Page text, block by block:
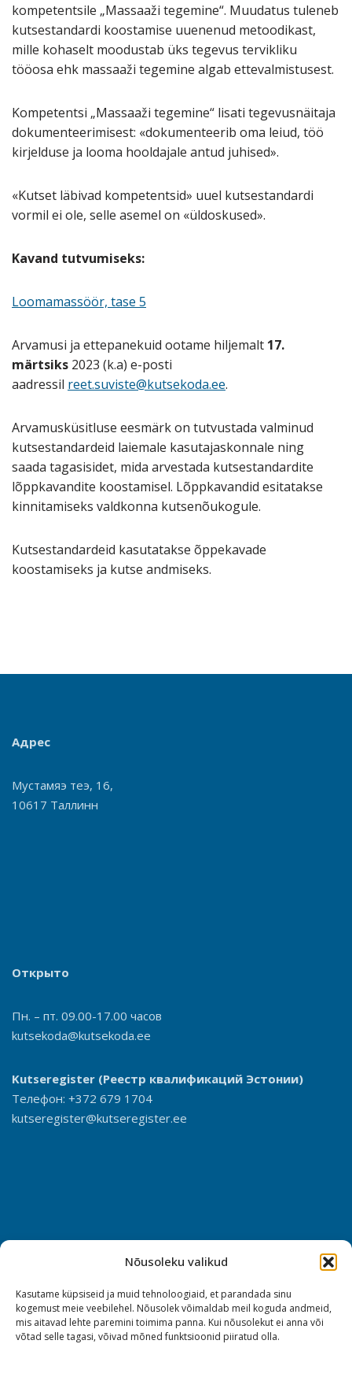
Nõusoleku valikud
Kasutame küpsiseid ja muid tehnoloogiaid, et parandada sinu
kogemust meie veebilehel. Nõusolek võimaldab meil koguda andmeid,
mis aitavad lehte paremini toimima panna. Kui nõusolekut ei anna või
võtad selle tagasi, võivad mõned funktsioonid piiratud olla.
kompetentsile „Massaaži tegemine“. Muudatus tuleneb
kutsestandardi koostamise uuenenud metoodikast,
mille kohaselt moodustab üks tegevus tervikliku
tööosa ehk massaaži tegemine algab ettevalmistusest.
Kompetentsi „Massaaži tegemine“ lisati tegevusnäitaja
dokumenteerimisest: «dokumenteerib oma leiud, töö
kirjelduse ja looma hooldajale antud juhised».
«Kutset läbivad kompetentsid» uuel kutsestandardi
vormil ei ole, selle asemel on «üldoskused».
Kavand tutvumiseks:
Loomamassöör, tase 5
Arvamusi ja ettepanekuid ootame hiljemalt 17.
märtsiks 2023 (k.a) e-posti
aadressil reet.suviste@kutsekoda.ee.
Arvamusküsitluse eesmärk on tutvustada valminud
kutsestandardeid laiemale kasutajaskonnale ning
saada tagasisidet, mida arvestada kutsestandardite
lõppkavandite koostamisel. Lõppkavandid esitatakse
kinnitamiseks valdkonna kutsenõukogule.
Kutsestandardeid kasutatakse õppekavade
koostamiseks ja kutse andmiseks.
Адрес
Мустамяэ теэ, 16,
10617 Таллинн
Открыто
Пн. – пт. 09.00-17.00 часов
kutsekoda@kutsekoda.ee
Kutseregister (Реестр квалификаций Эстонии)
Телефон: +372 679 1704
kutseregister@kutseregister.ee